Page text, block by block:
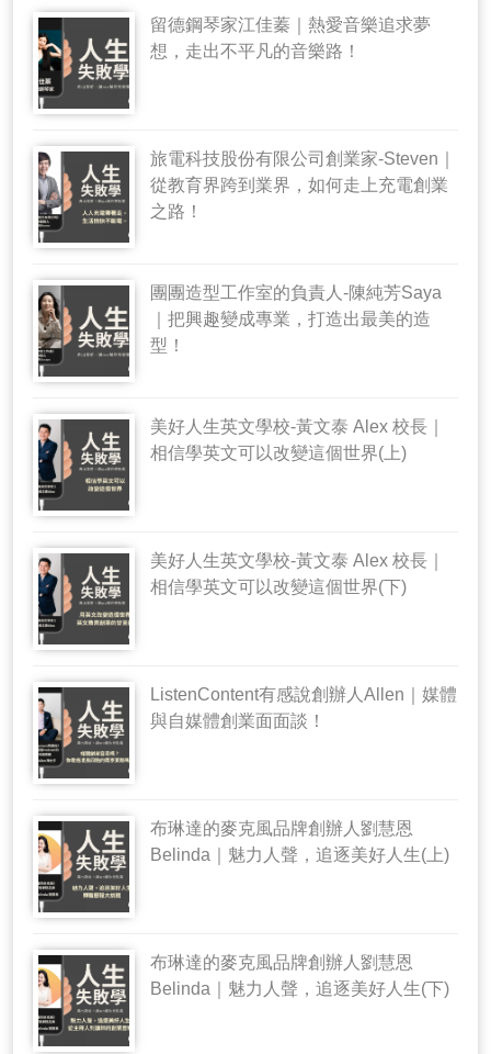
留德鋼琴家江佳蓁｜熱愛音樂追求夢
想，走出不平凡的音樂路！
旅電科技股份有限公司創業家-Steven｜
從教育界跨到業界，如何走上充電創業
之路！
團團造型工作室的負責人-陳純芳Saya
｜把興趣變成專業，打造出最美的造
型！
美好人生英文學校-黃文泰 Alex 校長｜
相信學英文可以改變這個世界(上)
美好人生英文學校-黃文泰 Alex 校長｜
相信學英文可以改變這個世界(下)
ListenContent有感說創辦人Allen｜媒體
與自媒體創業面面談！
布琳達的麥克風品牌創辦人劉慧恩
Belinda｜魅力人聲，追逐美好人生(上)
布琳達的麥克風品牌創辦人劉慧恩
Belinda｜魅力人聲，追逐美好人生(下)